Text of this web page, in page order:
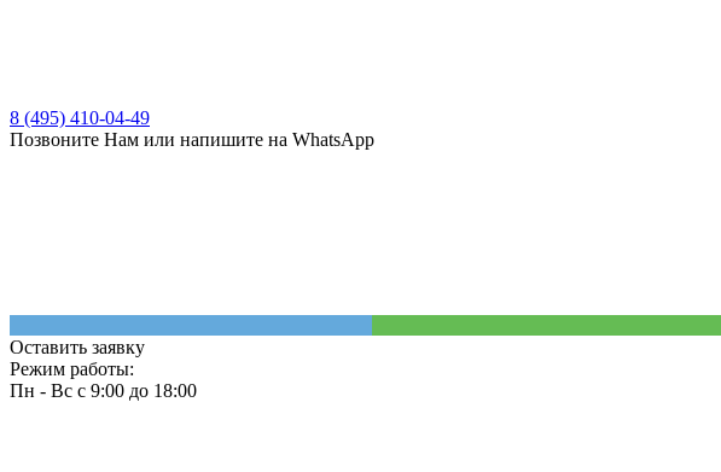
8 (495) 410-04-49
Позвоните Нам или напишите на WhatsApp
Оставить заявку
Режим работы:
Пн - Вс с 9:00 до 18:00